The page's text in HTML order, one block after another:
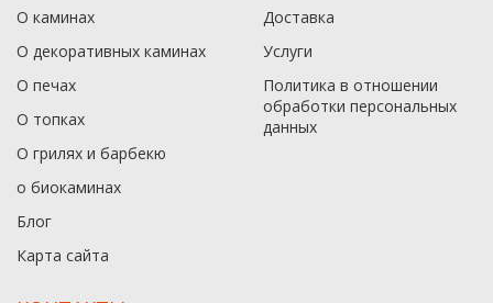
О каминах
О декоративных каминах
О печах
О топках
О грилях и барбекю
о биокаминах
Блог
Карта сайта
Доставка
Услуги
Политика в отношении
обработки персональных
данныx